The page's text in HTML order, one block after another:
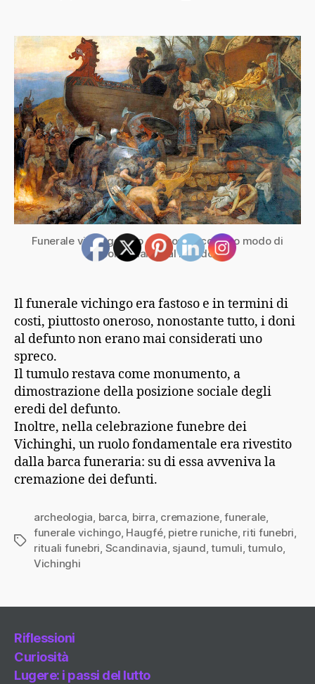
Funerale vichingo: uno sfarzoso e costoso modo di
congedarsi dal mondo
Il funerale vichingo era fastoso e in termini di
costi, piuttosto oneroso, nonostante tutto, i doni
al defunto non erano mai considerati uno
spreco.
Il tumulo restava come monumento, a
dimostrazione della posizione sociale degli
eredi del defunto.
Inoltre, nella celebrazione funebre dei
Vichinghi, un ruolo fondamentale era rivestito
dalla barca funeraria: su di essa avveniva la
cremazione dei defunti.
Tag
archeologia barca birra cremazione,funerale
funerale vichingo, Haugfé, pietre runiche, riti funebri
rituali funebri Scandinavia sjaund ,tumuli ,tumulo,
Vichinghi
Riflessioni
Curiosità
Lugere: i passi del lutto